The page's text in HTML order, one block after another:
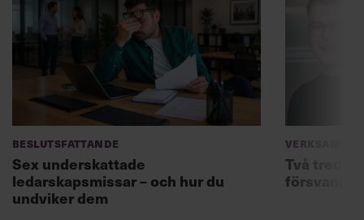
Beslutsfattande
Sex underskattade
ledarskapsmissar – och hur du
undviker dem
Två
försvann